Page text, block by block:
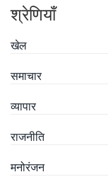
श्रेणियाँ
खेल
समाचार
व्यापार
राजनीति
मनोरंजन